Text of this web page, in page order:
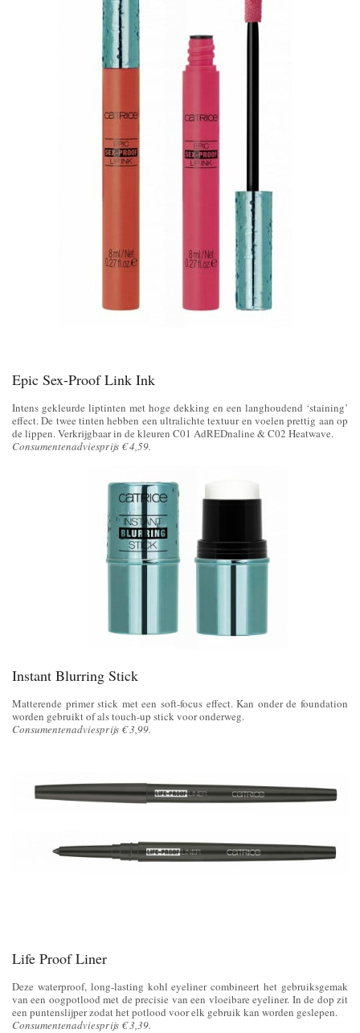
Epic Sex-Proof Link Ink
Intens gekleurde liptinten met hoge dekking en een langhoudend ‘staining’
effect. De twee tinten hebben een ultralichte textuur en voelen prettig aan op
de lippen. Verkrijgbaar in de kleuren C01 AdREDnaline & C02 Heatwave.
Consumentenadviesprijs € 4,59.
Instant Blurring Stick
Matterende primer stick met een soft-focus effect. Kan onder de foundation
worden gebruikt of als touch-up stick voor onderweg.
Consumentenadviesprijs € 3,99.
Life Proof Liner
Deze waterproof, long-lasting kohl eyeliner combineert het gebruiksgemak
van een oogpotlood met de precisie van een vloeibare eyeliner. In de dop zit
een puntenslijper zodat het potlood voor elk gebruik kan worden geslepen.
Consumentenadviesprijs € 3,39.